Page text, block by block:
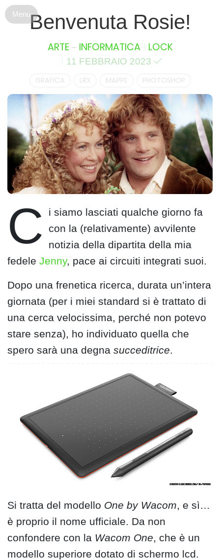
Benvenuta Rosie!
ARTE– INFORMATICA LOCK
11 FEBBRAIO 2023
GRAFICA LRX MAPPE PHOTOSHOP
C
i siamo lasciati qualche giorno fa
con la (relativamente) avvilente
notizia della dipartita della mia
fedele Jenny, pace ai circuiti integrati suoi.
Dopo una frenetica ricerca, durata un’intera
giornata (per i miei standard si è trattato di
una cerca velocissima, perché non potevo
stare senza), ho individuato quella che
spero sarà una degna succeditrice.
Si tratta del modello One by Wacom, e sì…
è proprio il nome ufficiale. Da non
confondere con la Wacom One, che è un
modello superiore dotato di schermo lcd.